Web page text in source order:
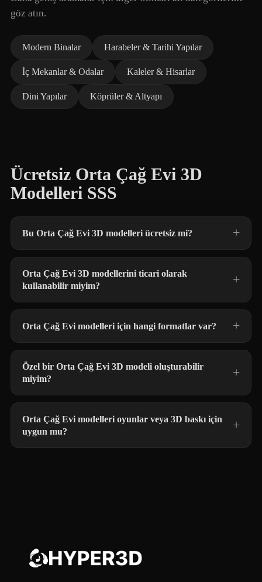
göz atın.
Modern Binalar Harabeler & Tarihi Yapılar
İç Mekanlar & Odalar Kaleler & Hisarlar
Dini Yapılar Köprüler & Altyapı
Ücretsiz Orta Çağ Evi 3D
Modelleri SSS
Bu Orta Çağ Evi 3D modelleri ücretsiz mi?
Orta Çağ Evi 3D modellerini ticari olarak
kullanabilir miyim?
Orta Çağ Evi modelleri için hangi formatlar var?
Özel bir Orta Çağ Evi 3D modeli oluşturabilir
miyim?
Orta Çağ Evi modelleri oyunlar veya 3D baskı için
uygun mu?